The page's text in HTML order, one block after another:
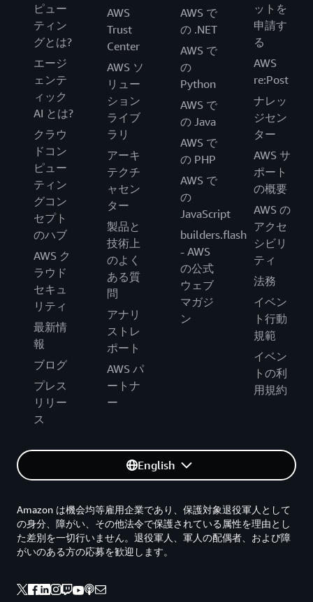
ピュー
ティン
グとは?
エージ
ェンテ
ィック
AI とは?
クラウ
ドコン
ピュー
ティン
グコン
セプト
のハブ
AWS ク
ラウド
セキュ
リティ
最新情
報
ブログ
プレス
リリー
ス
AWS
Trust
Center
AWS ソ
リュー
ション
ライブ
ラリ
アーキ
テクチ
ャセン
ター
製品と
技術上
のよく
ある質
問
アナリ
ストレ
ポート
AWS パ
ートナ
ー
AWS で
の .NET
AWS で
の
Python
AWS で
の Java
AWS で
の PHP
AWS で
の
JavaScript
builders.flash
- AWS
の公式
ウェブ
マガジ
ン
ットを
申請す
る
AWS
re:Post
ナレッ
ジセン
ター
AWS サ
ポート
の概要
AWS の
アクセ
シビリ
ティ
法務
イベン
ト行動
規範
イベン
トの利
用規約
English
Amazon は機会均等雇用企業であり、保護対象退役軍人として
の身分、障がい、その他法令で保護されている属性を理由とし
た差別を一切行いません。退役軍人、軍人の配偶者、および障
がいのある方の応募を歓迎します。